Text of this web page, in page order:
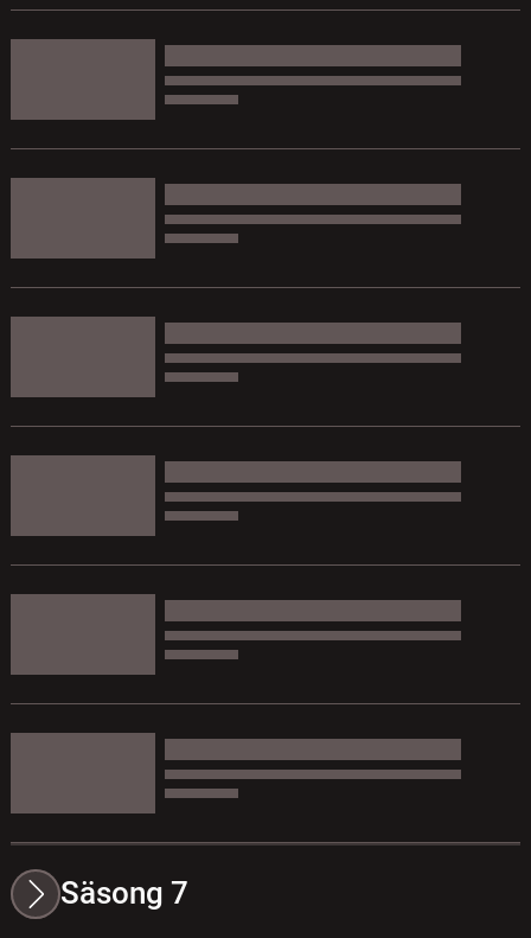
Säsong 7